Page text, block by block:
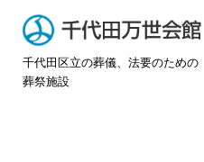
Skip
content
千代田区立の葬儀、法要のための
葬祭施設